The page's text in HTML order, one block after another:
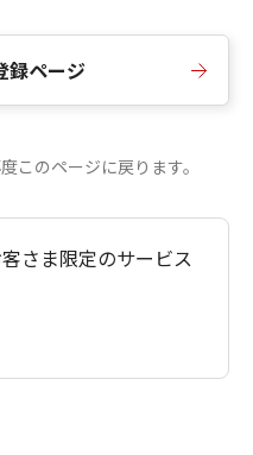
録ページ
このページに戻ります。
さま限定のサービス